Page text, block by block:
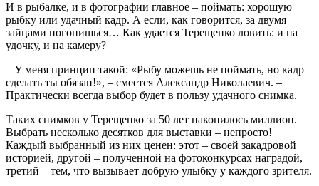
И в рыбалке, и в фотографии главное – поймать: хорошую
рыбку или удачный кадр. А если, как говорится, за двумя
зайцами погонишься… Как удается Терещенко ловить: и на
удочку, и на камеру?
– У меня принцип такой: «Рыбу можешь не поймать, но кадр
сделать ты обязан!», – смеется Александр Николаевич. –
Практически всегда выбор будет в пользу удачного снимка.
Таких снимков у Терещенко за 50 лет накопилось миллион.
Выбрать несколько десятков для выставки – непросто!
Каждый выбранный из них ценен: этот – своей закадровой
историей, другой – полученной на фотоконкурсах наградой,
третий – тем, что вызывает добрую улыбку у каждого зрителя.